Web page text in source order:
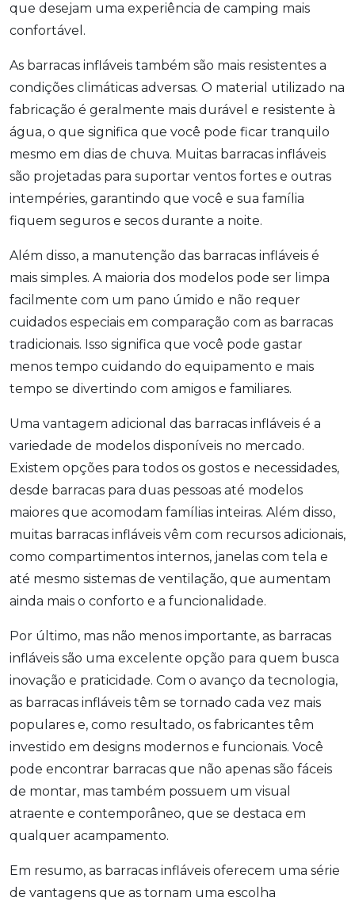
que desejam uma experiência de camping mais
confortável.
As barracas infláveis também são mais resistentes a
condições climáticas adversas. O material utilizado na
fabricação é geralmente mais durável e resistente à
água, o que significa que você pode ficar tranquilo
mesmo em dias de chuva. Muitas barracas infláveis
são projetadas para suportar ventos fortes e outras
intempéries, garantindo que você e sua família
fiquem seguros e secos durante a noite.
Além disso, a manutenção das barracas infláveis é
mais simples. A maioria dos modelos pode ser limpa
facilmente com um pano úmido e não requer
cuidados especiais em comparação com as barracas
tradicionais. Isso significa que você pode gastar
menos tempo cuidando do equipamento e mais
tempo se divertindo com amigos e familiares.
Uma vantagem adicional das barracas infláveis é a
variedade de modelos disponíveis no mercado.
Existem opções para todos os gostos e necessidades,
desde barracas para duas pessoas até modelos
maiores que acomodam famílias inteiras. Além disso,
muitas barracas infláveis vêm com recursos adicionais,
como compartimentos internos, janelas com tela e
até mesmo sistemas de ventilação, que aumentam
ainda mais o conforto e a funcionalidade.
Por último, mas não menos importante, as barracas
infláveis são uma excelente opção para quem busca
inovação e praticidade. Com o avanço da tecnologia,
as barracas infláveis têm se tornado cada vez mais
populares e, como resultado, os fabricantes têm
investido em designs modernos e funcionais. Você
pode encontrar barracas que não apenas são fáceis
de montar, mas também possuem um visual
atraente e contemporâneo, que se destaca em
qualquer acampamento.
Em resumo, as barracas infláveis oferecem uma série
de vantagens que as tornam uma escolha